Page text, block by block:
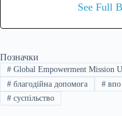
See Full
Позначки
#Global Empowerment Mission
#благодійна допомога #впо
#суспільство